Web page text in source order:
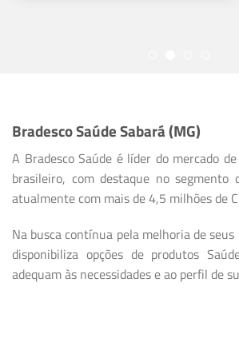
Bradesco Saúde Sabará (MG)
A Bradesco Saúde é líder do mercado
brasileiro, com destaque no segmento
atualmente com mais de 4,5 milhões de
Na busca contínua pela melhoria de
disponibiliza opções de produtos
adequam às necessidades e ao perfil de